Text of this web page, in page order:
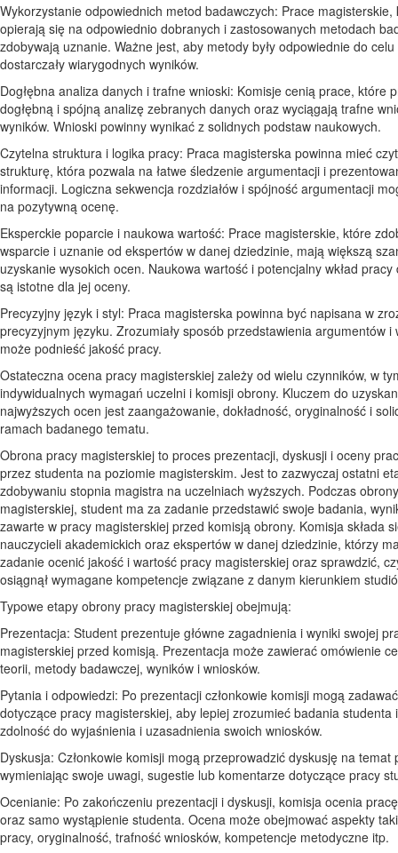
Wykorzystanie odpowiednich metod badawczych: Prace magisterskie,
opierają się na odpowiednio dobranych i zastosowanych metodach
zdobywają uznanie. Ważne jest, aby metody były odpowiednie do
dostarczały wiarygodnych wyników.
Dogłębna analiza danych i trafne wnioski: Komisje cenią prace, które
dogłębną i spójną analizę zebranych danych oraz wyciągają trafne
wyników. Wnioski powinny wynikać z solidnych podstaw naukowych.
Czytelna struktura i logika pracy: Praca magisterska powinna mieć
strukturę, która pozwala na łatwe śledzenie argumentacji i
informacji. Logiczna sekwencja rozdziałów i spójność argumentacji
na pozytywną ocenę.
Eksperckie poparcie i naukowa wartość: Prace magisterskie, które
wsparcie i uznanie od ekspertów w danej dziedzinie, mają większą
uzyskanie wysokich ocen. Naukowa wartość i potencjalny wkład pracy
są istotne dla jej oceny.
Precyzyjny język i styl: Praca magisterska powinna być napisana w
precyzyjnym języku. Zrozumiały sposób przedstawienia argumentów i
może podnieść jakość pracy.
Ostateczna ocena pracy magisterskiej zależy od wielu czynników, w
indywidualnych wymagań uczelni i komisji obrony. Kluczem do
najwyższych ocen jest zaangażowanie, dokładność, oryginalność i
ramach badanego tematu.
Obrona pracy magisterskiej to proces prezentacji, dyskusji i oceny
przez studenta na poziomie magisterskim. Jest to zazwyczaj ostatni
zdobywaniu stopnia magistra na uczelniach wyższych. Podczas
magisterskiej, student ma za zadanie przedstawić swoje badania,
zawarte w pracy magisterskiej przed komisją obrony. Komisja składa
nauczycieli akademickich oraz ekspertów w danej dziedzinie, którzy
zadanie ocenić jakość i wartość pracy magisterskiej oraz sprawdzić,
osiągnął wymagane kompetencje związane z danym kierunkiem
Typowe etapy obrony pracy magisterskiej obejmują:
Prezentacja: Student prezentuje główne zagadnienia i wyniki swojej
magisterskiej przed komisją. Prezentacja może zawierać omówienie
teorii, metody badawczej, wyników i wniosków.
Pytania i odpowiedzi: Po prezentacji członkowie komisji mogą
dotyczące pracy magisterskiej, aby lepiej zrozumieć badania studenta
zdolność do wyjaśnienia i uzasadnienia swoich wniosków.
Dyskusja: Członkowie komisji mogą przeprowadzić dyskusję na temat
wymieniając swoje uwagi, sugestie lub komentarze dotyczące pracy
Ocenianie: Po zakończeniu prezentacji i dyskusji, komisja ocenia
oraz samo wystąpienie studenta. Ocena może obejmować aspekty
pracy, oryginalność, trafność wniosków, kompetencje metodyczne itp.